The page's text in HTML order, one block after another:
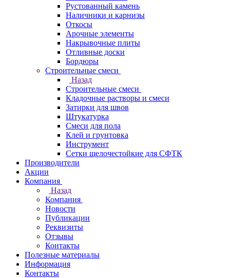
Рустованный камень
Наличники и карнизы
Откосы
Арочные элементы
Накрывочные плиты
Отливные доски
Бордюры
Строительные смеси
Назад
Строительные смеси
Кладочные растворы и смеси
Затирки для швов
Штукатурка
Смеси для пола
Клей и грунтовка
Инструмент
Сетки щелочестойкие для СФТК
Производители
Акции
Компания
Назад
Компания
Новости
Публикации
Реквизиты
Отзывы
Контакты
Полезные материалы
Информация
Контакты